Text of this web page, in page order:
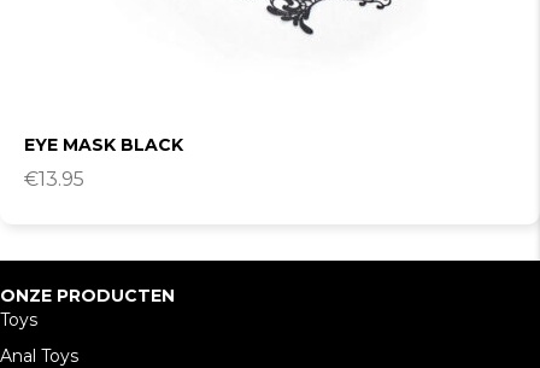
EYE MASK BLACK
€13.95
ONZE PRODUCTEN
Toys
Anal Toys